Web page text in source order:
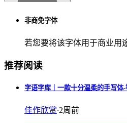
非商免字体
若您要将该字体用于商业用
推荐阅读
字语字库｜一款十分温柔的手写体
佳作欣赏·2周前